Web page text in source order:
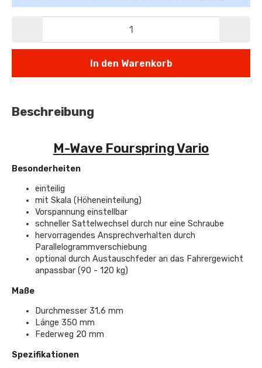
In den Warenkorb
Beschreibung
M-Wave Fourspring Vario
Besonderheiten
einteilig
mit Skala (Höheneinteilung)
Vorspannung einstellbar
schneller Sattelwechsel durch nur eine Schraube
hervorragendes Ansprechverhalten durch
Parallelogrammverschiebung
optional durch Austauschfeder an das Fahrergewicht
anpassbar (90 - 120 kg)
Maße
Durchmesser 31,6 mm
Länge 350 mm
Federweg 20 mm
Spezifikationen